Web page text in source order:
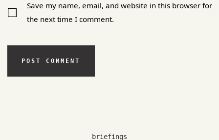
Save my name, email, and website in this browser for
the next time I comment.
briefings